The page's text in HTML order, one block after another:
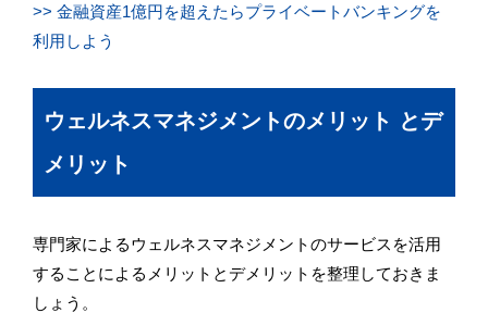
>> 金融資産1億円を超えたらプライベートバンキングを
利用しよう
ウェルネスマネジメントのメリット とデ
メリット
専門家によるウェルネスマネジメントのサービスを活用
することによるメリットとデメリットを整理しておきま
しょう。